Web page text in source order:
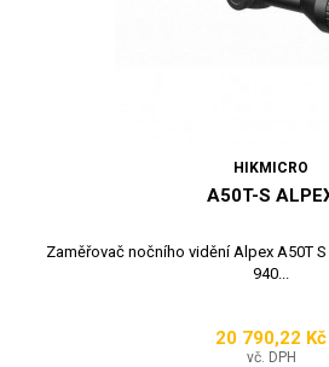
HIKMICRO
A50T-S
Zaměřovač nočního vidění Alpex A50T
940...
Cena
20 790,22 Kč
vč. DPH